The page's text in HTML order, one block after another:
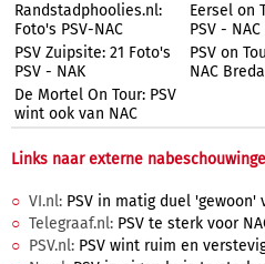
Randstadphoolies.nl:
Foto's PSV-NAC
Eersel on
PSV -
PSV Zuipsite: 21 Foto's
PSV - NAK
PSV on
NAC Breda
De Mortel On Tour: PSV
wint ook van NAC
Links naar externe
VI.nl: PSV in matig duel 'gewoon'
Telegraaf.nl: PSV te sterk voor
PSV.nl: PSV wint ruim en